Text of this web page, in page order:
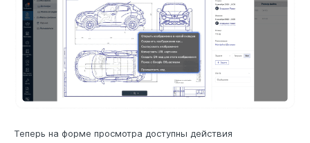
Теперь на форме просмотра доступны действия